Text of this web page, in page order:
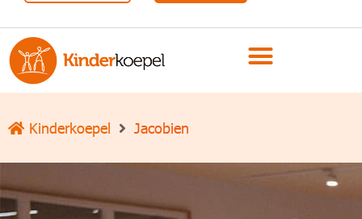
Kinderkoepel Jacobien